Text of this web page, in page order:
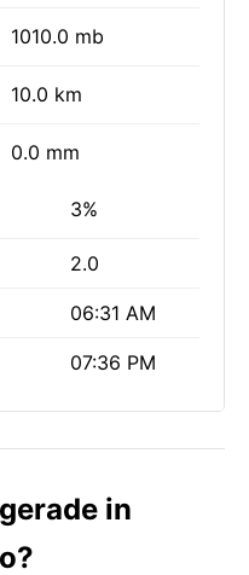
1010.0 mb
10.0 km
0.0 mm
3%
2.0
06:31 AM
07:36 PM
in